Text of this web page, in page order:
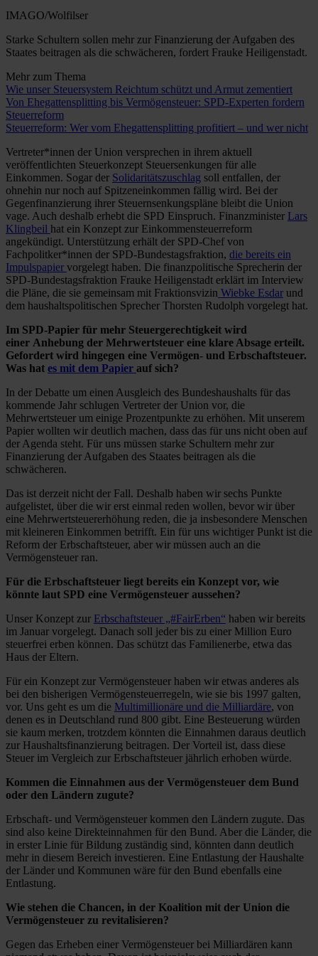
IMAGO/Wolfilser
Starke Schultern sollen mehr zur Finanzierung der Aufgaben des
Staates beitragen als die schwächeren, fordert Frauke Heiligenstadt.
Mehr zum Thema
Wie unser Steuersystem Reichtum schützt und Armut zementiert
Von Ehegattensplitting bis Vermögensteuer: SPD-Experten fordern
Steuerreform
Steuerreform: Wer vom Ehegattensplitting profitiert – und wer nicht
Vertreter*innen der Union versprechen in ihrem aktuell
veröffentlichten Steuerkonzept Steuersenkungen für alle
Einkommen. Sogar der Solidaritätszuschlag soll entfallen, der
ohnehin nur noch auf Spitzeneinkommen fällig wird. Bei der
Gegenfinanzierung ihrer Steuernsenkungspläne bleibt die Union
vage. Auch deshalb erhebt die SPD Einspruch. Finanzminister Lars
Klingbeil hat ein Konzept zur Einkommensteuerreform
angekündigt. Unterstützung erhält der SPD-Chef von
Fachpolitker*innen der SPD-Bundestagsfraktion, die bereits ein
Impulspapier vorgelegt haben. Die finanzpolitische Sprecherin der
SPD-Bundestagsfraktion Frauke Heiligenstadt erklärt im Interview
die Pläne, die sie gemeinsam mit Fraktionsvizin Wiebke Esdar und
dem haushaltspolitischen Sprecher Thorsten Rudolph vorgelegt hat.
Im SPD-Papier für mehr Steuergerechtigkeit wird
einer Anhebung der Mehrwertsteuer eine klare Absage erteilt.
Gefordert wird hingegen eine Vermögen- und Erbschaftsteuer.
Was hat es mit dem Papier auf sich?
In der Debatte um einen Ausgleich des Bundeshaushalts für das
kommende Jahr schlugen Vertreter der Union vor, die
Mehrwertsteuer um einige Prozentpunkte zu erhöhen. Mit unserem
Papier wollten wir deutlich machen, dass das für uns nicht oben auf
der Agenda steht. Für uns müssen starke Schultern mehr zur
Finanzierung der Aufgaben des Staates beitragen als die
schwächeren.
Das ist derzeit nicht der Fall. Deshalb haben wir sechs Punkte
aufgelistet, über die wir erst einmal reden wollen, bevor wir über
eine Mehrwertsteuererhöhung reden, die ja insbesondere Menschen
mit kleineren Einkommen betrifft. Ein für uns wichtiger Punkt ist die
Reform der Erbschaftsteuer, aber wir müssen auch an die
Vermögensteuer ran.
Für die Erbschaftsteuer liegt bereits ein Konzept vor, wie
könnte laut SPD eine Vermögensteuer aussehen?
Unser Konzept zur Erbschaftsteuer „#FairErben“ haben wir bereits
im Januar vorgelegt. Danach soll jeder bis zu einer Million Euro
steuerfrei erben können. Das schützt das Familienerbe, etwa das
Haus der Eltern.
Für ein Konzept zur Vermögensteuer haben wir etwas anderes als
bei den bisherigen Vermögensteuerregeln, wie sie bis 1997 galten,
vor. Uns geht es um die Multimillionäre und die Milliardäre, von
denen es in Deutschland rund 800 gibt. Eine Besteuerung würden
sie kaum merken, trotzdem könnten die Einnahmen daraus deutlich
zur Haushaltsfinanzierung beitragen. Der Vorteil ist, dass diese
Steuer im Vergleich zur Erbschaftsteuer jährlich erhoben würde.
Kommen die Einnahmen aus der Vermögensteuer dem Bund
oder den Ländern zugute?
Erbschaft- und Vermögensteuer kommen den Ländern zugute. Das
sind also keine Direkteinnahmen für den Bund. Aber die Länder, die
in erster Linie für Bildung zuständig sind, könnten dann deutlich
mehr in diesem Bereich investieren. Eine Entlastung der Haushalte
der Länder und Kommunen wäre für den Bund ebenfalls eine
Entlastung.
Wie stehen die Chancen, in der Koalition mit der Union die
Vermögensteuer zu revitalisieren?
Gegen das Erheben einer Vermögensteuer bei Milliardären kann